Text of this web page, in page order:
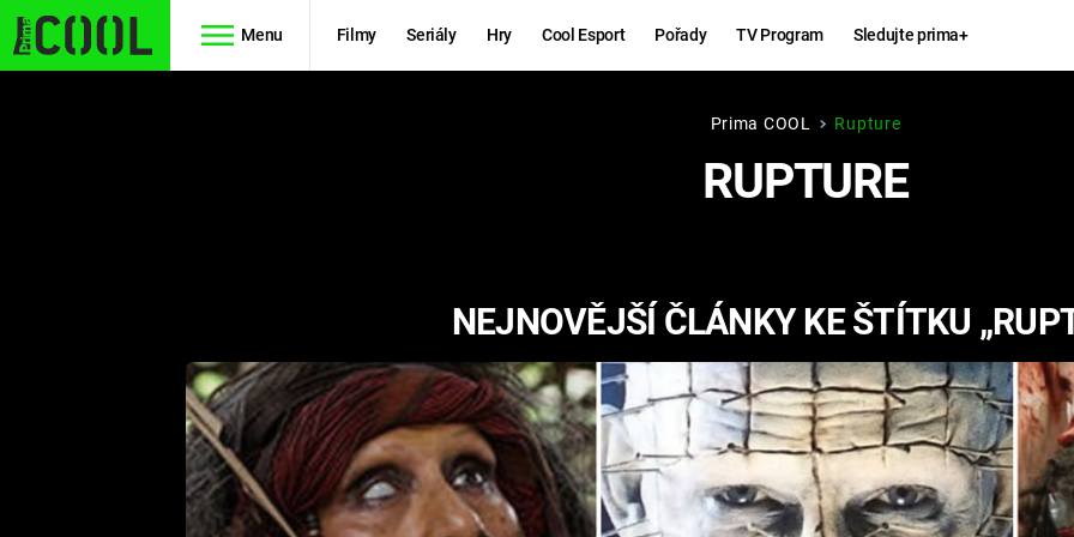
Menu Filmy Seriály Hry Cool Esport Pořady TV Program Sledujte prima+
FUTURAMA
RYCHLE A
ZBĚSILE 10
PREDÁTOR
Hry
KINGDOM
COME:
DELIVERANCE
ESPORT
KOMEDIE
CHUCK
NORRIS
Prima COOL Rupture
RUPTURE
NEJNOVĚJŠÍ ČLÁNKY KE ŠTÍTKU